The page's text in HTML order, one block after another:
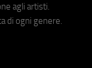
agli artisti.
di ogni genere.